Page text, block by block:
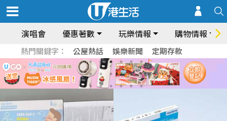
演唱會 優惠著數 玩樂情報 購物情報
熱門關鍵字： 公屋熱話 娛樂新聞 定期存款